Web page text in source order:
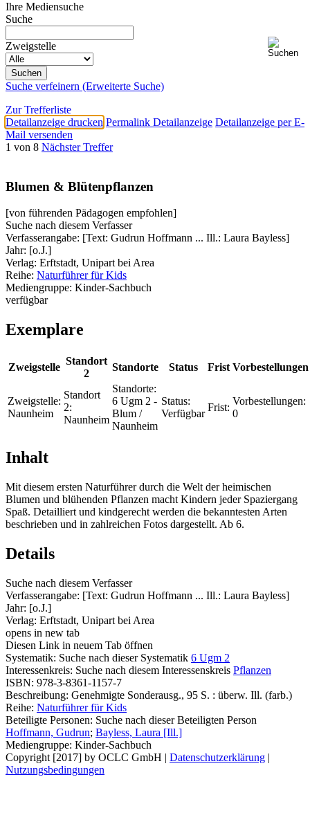
Ihre Mediensuche
Suche
Zweigstelle
Suche verfeinern (Erweiterte Suche)
Zur Trefferliste
Detailanzeige drucken Permalink Detailanzeige Detailanzeige per E-
Mail versenden
1 von 8 Nächster Treffer
Blumen & Blütenpflanzen
[von führenden Pädagogen empfohlen]
Suche nach diesem Verfasser
Verfasserangabe: [Text: Gudrun Hoffmann ... Ill.: Laura Bayless]
Jahr: [o.J.]
Verlag: Erftstadt, Unipart bei Area
Reihe: Naturführer für Kids
Mediengruppe: Kinder-Sachbuch
verfügbar
Exemplare
Zweigstelle
Standort
2
Standorte Status Frist Vorbestellungen
Zweigstelle:
Naunheim
Standort
2:
Naunheim
Standorte:
6 Ugm 2 -
Blum /
Naunheim
Status:
Verfügbar
Frist:
Vorbestellungen:
0
Inhalt
Mit diesem ersten Naturführer durch die Welt der heimischen
Blumen und blühenden Pflanzen macht Kindern jeder Spaziergang
Spaß. Detailliert und kindgerecht werden die bekanntesten Arten
beschrieben und in zahlreichen Fotos dargestellt. Ab 6.
Details
Suche nach diesem Verfasser
Verfasserangabe: [Text: Gudrun Hoffmann ... Ill.: Laura Bayless]
Jahr: [o.J.]
Verlag: Erftstadt, Unipart bei Area
opens in new tab
Diesen Link in neuem Tab öffnen
Systematik: Suche nach dieser Systematik 6 Ugm 2
Interessenkreis: Suche nach diesem Interessenskreis Pflanzen
ISBN: 978-3-8361-1157-7
Beschreibung: Genehmigte Sonderausg., 95 S. : überw. Ill. (farb.)
Reihe: Naturführer für Kids
Beteiligte Personen: Suche nach dieser Beteiligten Person
Hoffmann, Gudrun; Bayless, Laura [Ill.]
Mediengruppe: Kinder-Sachbuch
Copyright [2017] by OCLC GmbH | Datenschutzerklärung |
Nutzungsbedingungen